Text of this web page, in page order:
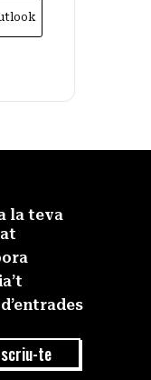
la teva
te